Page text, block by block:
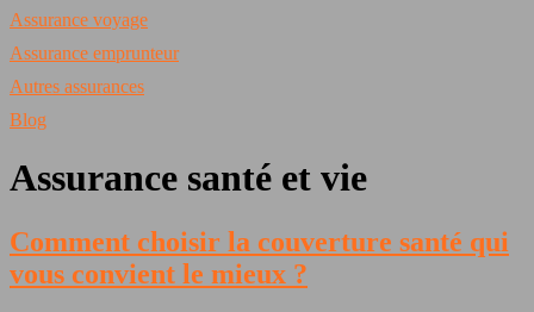
Assurance voyage
Assurance emprunteur
Autres assurances
Blog
Assurance santé et vie
Comment choisir la couverture santé qui
vous convient le mieux ?